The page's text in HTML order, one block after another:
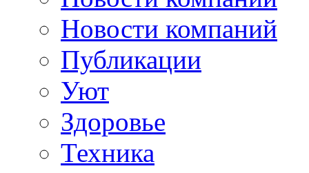
Новости компаний
Публикации
Уют
Здоровье
Техника